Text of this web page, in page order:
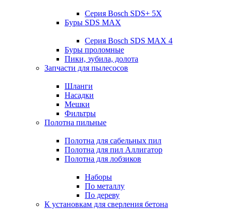
Серия Bosch SDS+ 5X
Буры SDS MAX
Серия Bosch SDS MAX 4
Буры проломные
Пики, зубила, долота
Запчасти для пылесосов
Шланги
Насадки
Мешки
Фильтры
Полотна пильные
Полотна для сабельных пил
Полотна для пил Аллигатор
Полотна для лобзиков
Наборы
По металлу
По дереву
К установкам для сверления бетона